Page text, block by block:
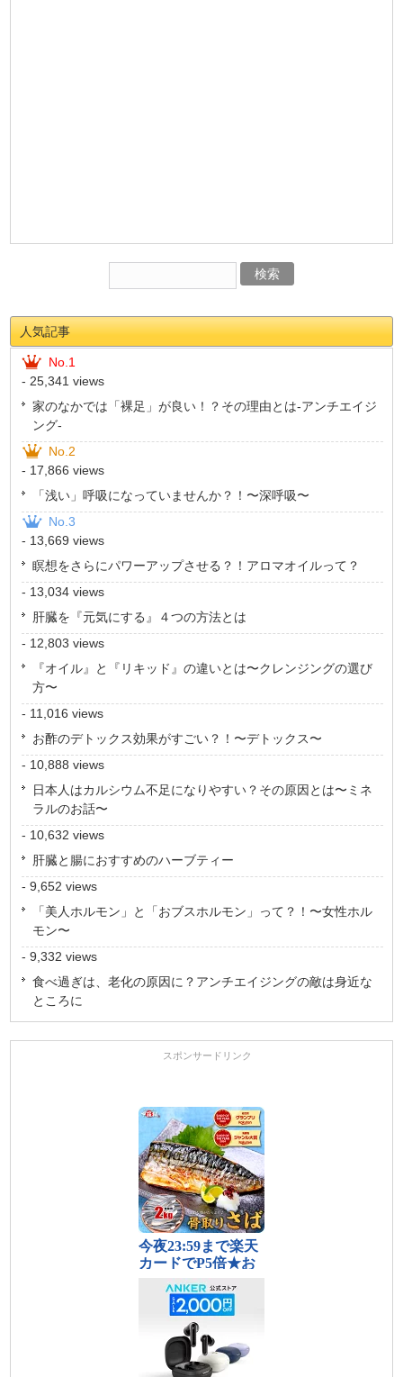
人気記事
No.1
- 25,341 views
家のなかでは「裸足」が良い！？その理由とは-アンチエイジ
ング-
No.2
- 17,866 views
「浅い」呼吸になっていませんか？！〜深呼吸〜
No.3
- 13,669 views
瞑想をさらにパワーアップさせる？！アロマオイルって？
- 13,034 views
肝臓を『元気にする』４つの方法とは
- 12,803 views
『オイル』と『リキッド』の違いとは〜クレンジングの選び
方〜
- 11,016 views
お酢のデトックス効果がすごい？！〜デトックス〜
- 10,888 views
日本人はカルシウム不足になりやすい？その原因とは〜ミネ
ラルのお話〜
- 10,632 views
肝臓と腸におすすめのハーブティー
- 9,652 views
「美人ホルモン」と「おブスホルモン」って？！〜女性ホル
モン〜
- 9,332 views
食べ過ぎは、老化の原因に？アンチエイジングの敵は身近な
ところに
スポンサードリンク